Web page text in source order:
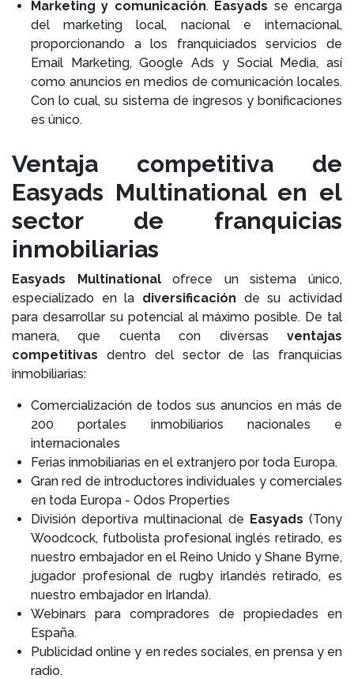
Marketing y comunicación. Easyads se encarga
del marketing local, nacional e internacional,
proporcionando a los franquiciados servicios de
Email Marketing, Google Ads y Social Media, así
como anuncios en medios de comunicación locales.
Con lo cual, su sistema de ingresos y bonificaciones
es único.
Ventaja competitiva de
Easyads Multinational en el
sector de franquicias
inmobiliarias
Easyads Multinationalofrece un sistema único,
especializado en la diversificación de su actividad
para desarrollar su potencial al máximo posible. De tal
manera, que cuenta con diversas ventajas
competitivas dentro del sector de las franquicias
inmobiliarias:
Comercialización de todos sus anuncios en más de
200 portales inmobiliarios nacionales e
internacionales
Ferias inmobiliarias en el extranjero por toda Europa.
Gran red de introductores individuales y comerciales
en toda Europa - Odos Properties
División deportiva multinacional de Easyads (Tony
Woodcock, futbolista profesional inglés retirado, es
nuestro embajador en el Reino Unido y Shane Byrne,
jugador profesional de rugby irlandés retirado, es
nuestro embajador en Irlanda).
Webinars para compradores de propiedades en
España.
Publicidad online y en redes sociales, en prensa y en
radio.